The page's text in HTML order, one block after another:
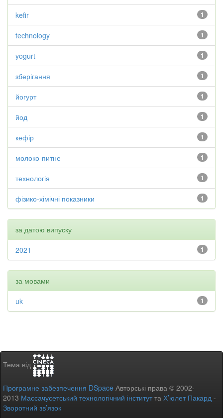
1
kefir
1
technology
1
yogurt
1
зберігання
1
йогурт
1
йод
1
кефір
1
молоко-питне
1
технологія
1
фізико-хімічні показники
за датою випуску
1
2021
за мовами
1
uk
Тема від
Програмне забезпечення DSpace Авторські права © 2002-
2013 Массачусетський технологічний інститутта Х’юлет Пакард -
Зворотний зв’язок